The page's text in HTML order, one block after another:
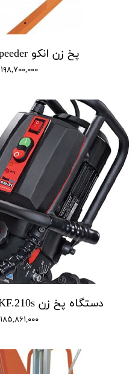
پخ زن انکو NKO UZ29 speeder
۱۹۸,۷۰۰,۰۰۰ تومان
دستگاه پخ زن LKF.210s یوروبور euroboor
۱۸۵,۸۶۱,۰۰۰ تومان